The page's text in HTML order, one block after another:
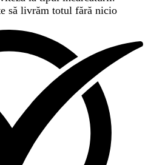
să livrăm totul fără nicio